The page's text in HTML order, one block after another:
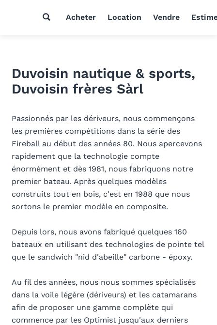
Acheter Location Vendre
Duvoisin nautique & sports,
Duvoisin frères Sàrl
Passionnés par les dériveurs, nous commençons
les premières compétitions dans la série des
Fireball au début des années 80. Nous apercevons
rapidement que la technologie compte
énormément et dès 1981, nous fabriquons notre
premier bateau. Après quelques modèles
construits tout en bois, c'est en 1988 que nous
sortons le premier modèle en composite.
Depuis lors, nous avons fabriqué quelques 160
bateaux en utilisant des technologies de pointe tel
que le sandwich "nid d'abeille" carbone - époxy.
Au fil des années, nous nous sommes spécialisés
dans la voile légère (dériveurs) et les catamarans
afin de proposer une gamme complète qui
commence par les Optimist jusqu'aux derniers